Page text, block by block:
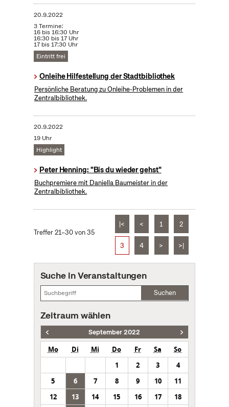
20.9.2022
3 Termine:
16 bis 16:30 Uhr
16:30 bis 17 Uhr
17 bis 17:30 Uhr
Eintritt frei
Onleihe Hilfestellung der Stadtbibliothek
Persönliche Beratung zu Onleihe-Problemen in der
Zentralbibliothek.
20.9.2022
19 Uhr
Highlight
Peter Henning: "Bis du wieder gehst"
Buchpremiere mit Daniella Baumeister in der
Zentralbibliothek.
Treffer 21–30 von 35
|< < 1 2
3 4 > >|
Suche in Veranstaltungen
Suchen
Zeitraum wählen
September 2022
Mo Di Mi Do Fr Sa
So
1
2 3
4
5
6 7 8 9 10
11
12
13 14 15 16 17
18